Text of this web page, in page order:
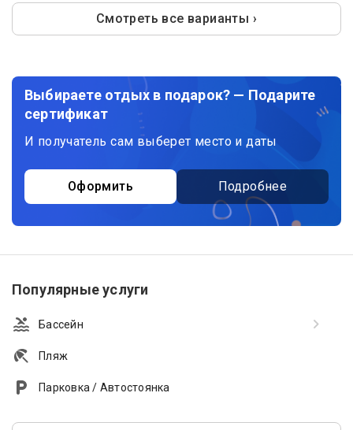
Смотреть все варианты ›
Выбираете отдых в подарок? — Подарите
сертификат
И получатель сам выберет место и даты
Оформить Подробнее
Популярные услуги
Бассейн
Пляж
Парковка / Автостоянка